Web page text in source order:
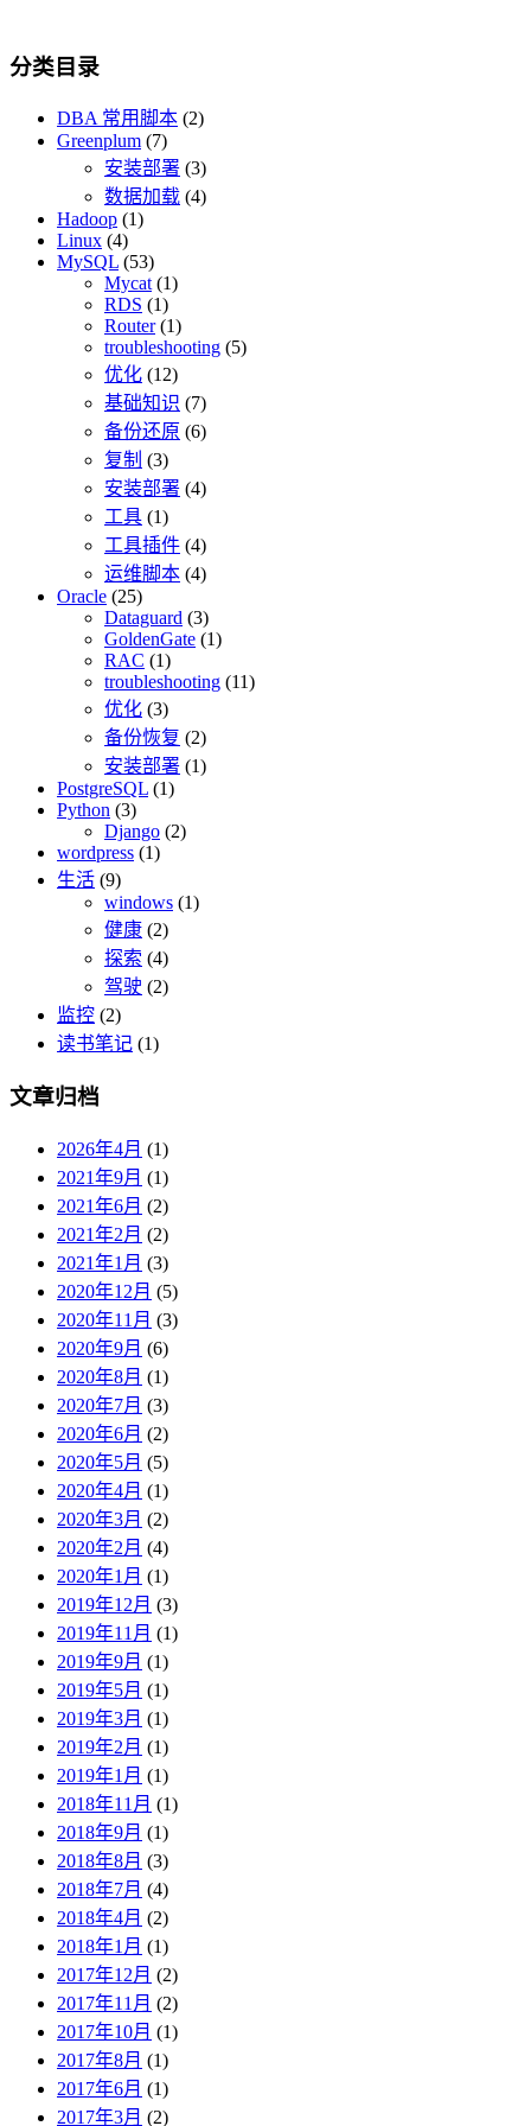
分类目录
DBA 常用脚本 (2)
Greenplum (7)
安装部署 (3)
数据加载 (4)
Hadoop (1)
Linux (4)
MySQL (53)
Mycat (1)
RDS (1)
Router(1)
troubleshooting (5)
优化 (12)
基础知识 (7)
备份还原 (6)
复制 (3)
安装部署 (4)
工具 (1)
工具插件 (4)
运维脚本 (4)
Oracle (25)
Dataguard (3)
GoldenGate (1)
RAC (1)
troubleshooting (11)
优化 (3)
备份恢复 (2)
安装部署 (1)
PostgreSQL (1)
Python (3)
Django (2)
wordpress (1)
生活 (9)
windows (1)
健康 (2)
探索 (4)
驾驶 (2)
监控 (2)
读书笔记 (1)
文章归档
2026年4月 (1)
2021年9月 (1)
2021年6月 (2)
2021年2月 (2)
2021年1月 (3)
2020年12月 (5)
2020年11月 (3)
2020年9月 (6)
2020年8月 (1)
2020年7月 (3)
2020年6月 (2)
2020年5月 (5)
2020年4月 (1)
2020年3月 (2)
2020年2月 (4)
2020年1月 (1)
2019年12月 (3)
2019年11月 (1)
2019年9月 (1)
2019年5月 (1)
2019年3月 (1)
2019年2月 (1)
2019年1月 (1)
2018年11月 (1)
2018年9月 (1)
2018年8月 (3)
2018年7月 (4)
2018年4月 (2)
2018年1月 (1)
2017年12月 (2)
2017年11月 (2)
2017年10月 (1)
2017年8月 (1)
2017年6月 (1)
2017年3月 (2)